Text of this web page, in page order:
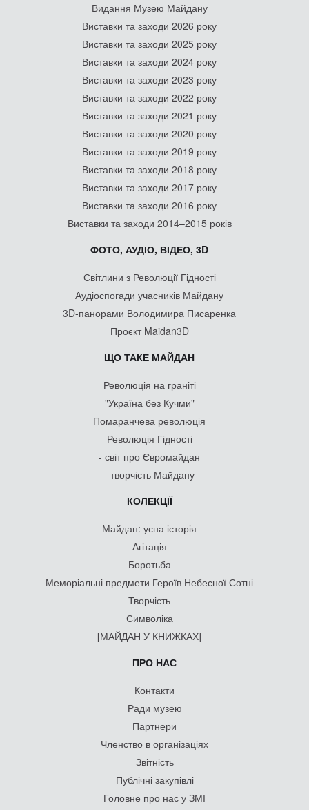
Видання Музею Майдану
Виставки та заходи 2026 року
Виставки та заходи 2025 року
Виставки та заходи 2024 року
Виставки та заходи 2023 року
Виставки та заходи 2022 року
Виставки та заходи 2021 року
Виставки та заходи 2020 року
Виставки та заходи 2019 року
Виставки та заходи 2018 року
Виставки та заходи 2017 року
Виставки та заходи 2016 року
Виставки та заходи 2014–2015 років
ФОТО, АУДІО, ВІДЕО, 3D
Світлини з Революції Гідності
Аудіоспогади учасників Майдану
3D-панорами Володимира Писаренка
Проєкт Maidan3D
ЩО ТАКЕ МАЙДАН
Революція на граніті
"Україна без Кучми"
Помаранчева революція
Революція Гідності
- світ про Євромайдан
- творчість Майдану
КОЛЕКЦІЇ
Майдан: усна історія
Агітація
Боротьба
Меморіальні предмети Героїв Небесної Сотні
Творчість
Символіка
[МАЙДАН У КНИЖКАХ]
ПРО НАС
Контакти
Ради музею
Партнери
Членство в організаціях
Звітність
Публічні закупівлі
Головне про нас у ЗМІ